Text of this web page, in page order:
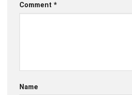
Comment *
Name